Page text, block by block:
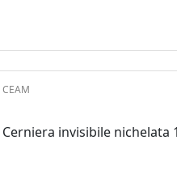
CEAM
Cerniera invisibile nichelata